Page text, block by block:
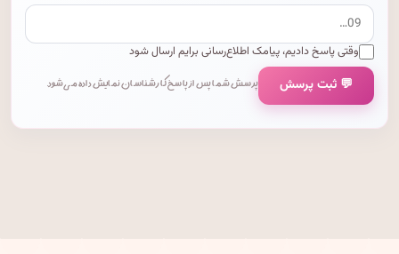
وقتی پاسخ دادیم، پیامک اطلاع‌رسانی برایم ارسال شود
💬 ثبت پرسش پرسش شما پس از پاسخ کارشناسان نمایش داده می‌شود.